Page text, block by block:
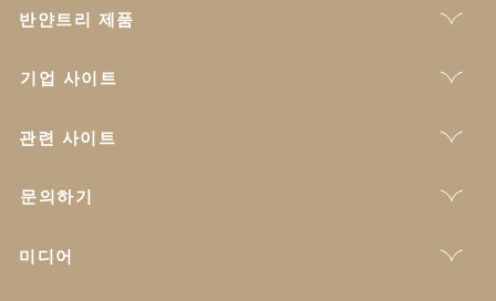
반얀트리 제품
기업 사이트
관련 사이트
문의하기
미디어